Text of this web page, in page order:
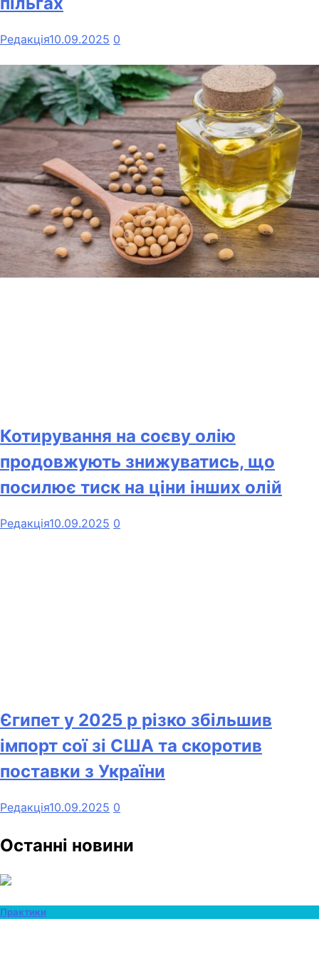
Редакція10.09.2025 0
Котирування на соєву олію
продовжують знижуватись, що
посилює тиск на ціни інших олій
Редакція10.09.2025 0
Єгипет у 2025 р різко збільшив
імпорт сої зі США та скоротив
поставки з України
Редакція10.09.2025 0
Останні новини
Практики